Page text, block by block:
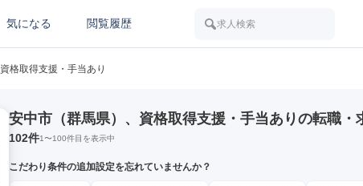
気になる 閲覧履歴 求人検索
資格取得支援・手当あり
安中市（群馬県）、資格取得支援・手当ありの転職・
102件1〜100件目を表示中
こだわり条件の追加設定を忘れていませんか？